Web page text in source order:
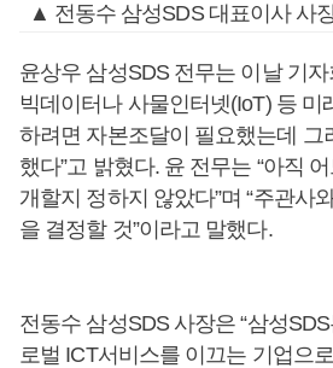
▲ 전동수 삼성SDS 대표이사 사
윤상우 삼성SDS 전무는 이날 기자
빅데이터나 사물인터넷(IoT) 등 미
하려면 자본조달이 필요했는데 그
했다”고 밝혔다. 윤 전무는 “아직
개할지 정하지 않았다”며 “주관사
을 결정할 것”이라고 말했다.
전동수 삼성SDS 사장은 “삼성
로벌 ICT서비스를 이끄는 기업으